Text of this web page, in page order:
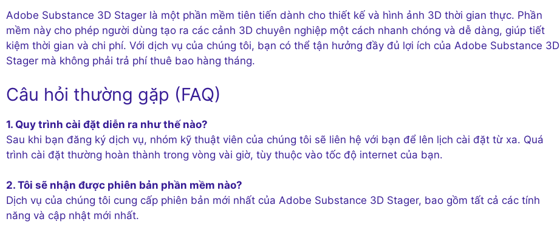
Adobe Substance 3D Stager là một phần mềm tiên tiến dành cho thiết kế và hình ảnh 3D thời gian thực. Phần
mềm này cho phép người dùng tạo ra các cảnh 3D chuyên nghiệp một cách nhanh chóng và dễ dàng, giúp tiết
kiệm thời gian và chi phí. Với dịch vụ của chúng tôi, bạn có thể tận hưởng đầy đủ lợi ích của Adobe Substance 3D
Stager mà không phải trả phí thuê bao hàng tháng.
Câu hỏi thường gặp (FAQ)
1. Quy trình cài đặt diễn ra như thế nào?
Sau khi bạn đăng ký dịch vụ, nhóm kỹ thuật viên của chúng tôi sẽ liên hệ với bạn để lên lịch cài đặt từ xa. Quá
trình cài đặt thường hoàn thành trong vòng vài giờ, tùy thuộc vào tốc độ internet của bạn.
2. Tôi sẽ nhận được phiên bản phần mềm nào?
Dịch vụ của chúng tôi cung cấp phiên bản mới nhất của Adobe Substance 3D Stager, bao gồm tất cả các tính
năng và cập nhật mới nhất.